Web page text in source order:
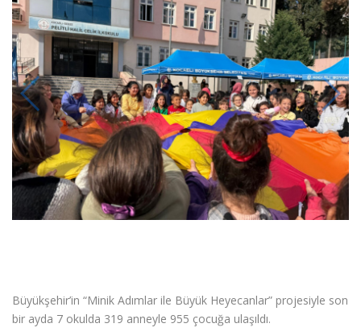
Büyükşehir’in “Minik Adımlar ile Büyük Heyecanlar” projesiyle son
bir ayda 7 okulda 319 anneyle 955 çocuğa ulaşıldı.